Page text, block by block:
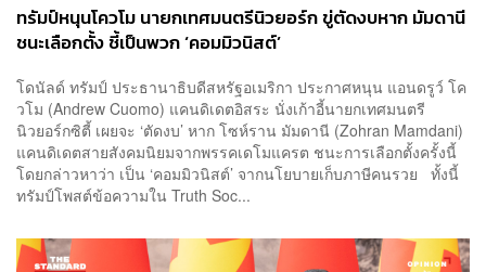
ทรัมป์หนุนโควโม นายกเทศมนตรีนิวยอร์ก ขู่ตัดงบหาก มัมดานี
ชนะเลือกตั้ง ชี้เป็นพวก ‘คอมมิวนิสต์’
โดนัลด์ ทรัมป์ ประธานาธิบดีสหรัฐอเมริกา ประกาศหนุน แอนดรูว์ โค
วโม (Andrew Cuomo) แคนดิเดตอิสระ นั่งเก้าอี้นายกเทศมนตรี
นิวยอร์กซิตี้ เผยจะ ‘ตัดงบ’ หาก โซห์ราน มัมดานี (Zohran Mamdani)
แคนดิเดตสายสังคมนิยมจากพรรคเดโมแครต ชนะการเลือกตั้งครั้งนี้
โดยกล่าวหาว่า เป็น ‘คอมมิวนิสต์’ จากนโยบายเก็บภาษีคนรวย ทั้งนี้
ทรัมป์โพสต์ข้อความใน Truth Soc...